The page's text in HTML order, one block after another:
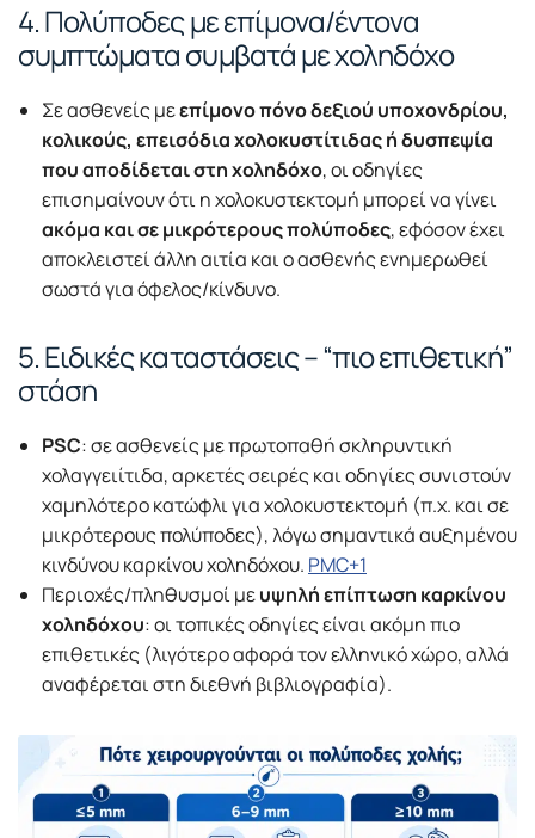
4. Πολύποδες με επίμονα/έντονα
συμπτώματα συμβατά με χοληδόχο
Σε ασθενείς μεεπίμονο πόνο δεξιού υποχονδρίου,
κολικούς, επεισόδια χολοκυστίτιδας ή δυσπεψία
που αποδίδεται στη χοληδόχο, οι οδηγίες
επισημαίνουν ότι η χολοκυστεκτομή μπορεί να γίνει
ακόμα και σε μικρότερους πολύποδες, εφόσον έχει
αποκλειστεί άλλη αιτία και ο ασθενής ενημερωθεί
σωστά για όφελος/κίνδυνο.
5. Ειδικές καταστάσεις – “πιο επιθετική”
στάση
PSC: σε ασθενείς με πρωτοπαθή σκληρυντική
χολαγγειίτιδα, αρκετές σειρές και οδηγίες συνιστούν
χαμηλότερο κατώφλι για χολοκυστεκτομή (π.χ. και σε
μικρότερους πολύποδες), λόγω σημαντικά αυξημένου
κινδύνου καρκίνου χοληδόχου. PMC+1
Περιοχές/πληθυσμοί μευψηλή επίπτωση καρκίνου
χοληδόχου: οι τοπικές οδηγίες είναι ακόμη πιο
επιθετικές (λιγότερο αφορά τον ελληνικό χώρο, αλλά
αναφέρεται στη διεθνή βιβλιογραφία).